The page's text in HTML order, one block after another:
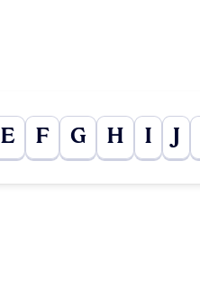
E F G H I